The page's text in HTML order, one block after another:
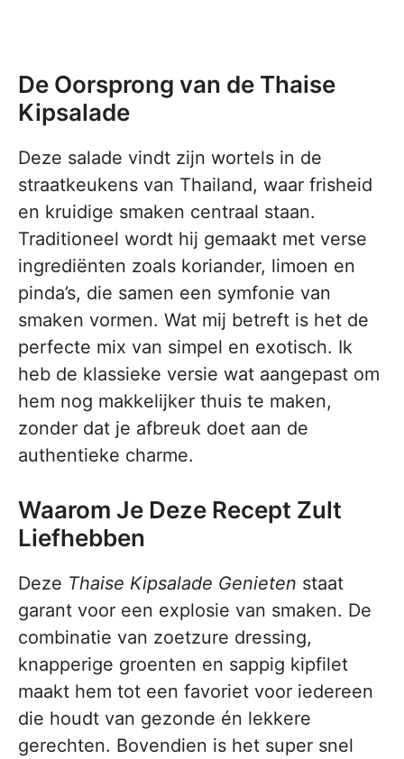
De Oorsprong van de Thaise
Kipsalade
Deze salade vindt zijn wortels in de
straatkeukens van Thailand, waar frisheid
en kruidige smaken centraal staan.
Traditioneel wordt hij gemaakt met verse
ingrediënten zoals koriander, limoen en
pinda’s, die samen een symfonie van
smaken vormen. Wat mij betreft is het de
perfecte mix van simpel en exotisch. Ik
heb de klassieke versie wat aangepast om
hem nog makkelijker thuis te maken,
zonder dat je afbreuk doet aan de
authentieke charme.
Waarom Je Deze Recept Zult
Liefhebben
Deze Thaise Kipsalade Genieten staat
garant voor een explosie van smaken. De
combinatie van zoetzure dressing,
knapperige groenten en sappig kipfilet
maakt hem tot een favoriet voor iedereen
die houdt van gezonde én lekkere
gerechten. Bovendien is het super snel